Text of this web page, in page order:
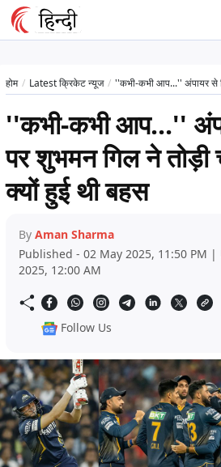
होम Latest क्रिकेट न्यूज ''कभी-कभी आप...'' अंपायर से भिड़ने पर
''कभी-कभी आप...''
पर शुभमन गिल ने तोड़ी
क्यों हुई थी बहस
By Aman Sharma
Published - 02 May 2025, 11:50 PM
2025, 12:00 AM
Follow Us